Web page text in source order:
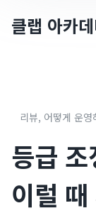
클랩 아카
리뷰, 어떻게 운
등급
이럴